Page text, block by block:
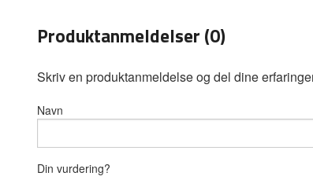
Produktanmeldelser (0)
Skriv en produktanmeldelse og del dine
Navn
Din vurdering?